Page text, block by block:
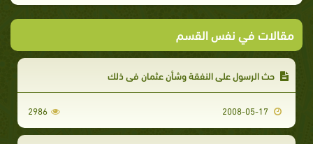
مقالات في نفس القسم
حث الرسول على النفقة وشأن عثمان في ذلك
2986